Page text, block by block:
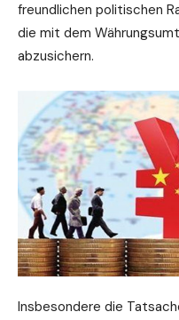
freundlichen politischen
die mit dem
abzusichern.
Insbesondere die